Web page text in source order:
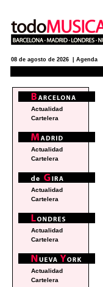
08 de agosto de 2026 | Agenda
Actualidad
Cartelera
Actualidad
Cartelera
Actualidad
Cartelera
Actualidad
Cartelera
Actualidad
Cartelera